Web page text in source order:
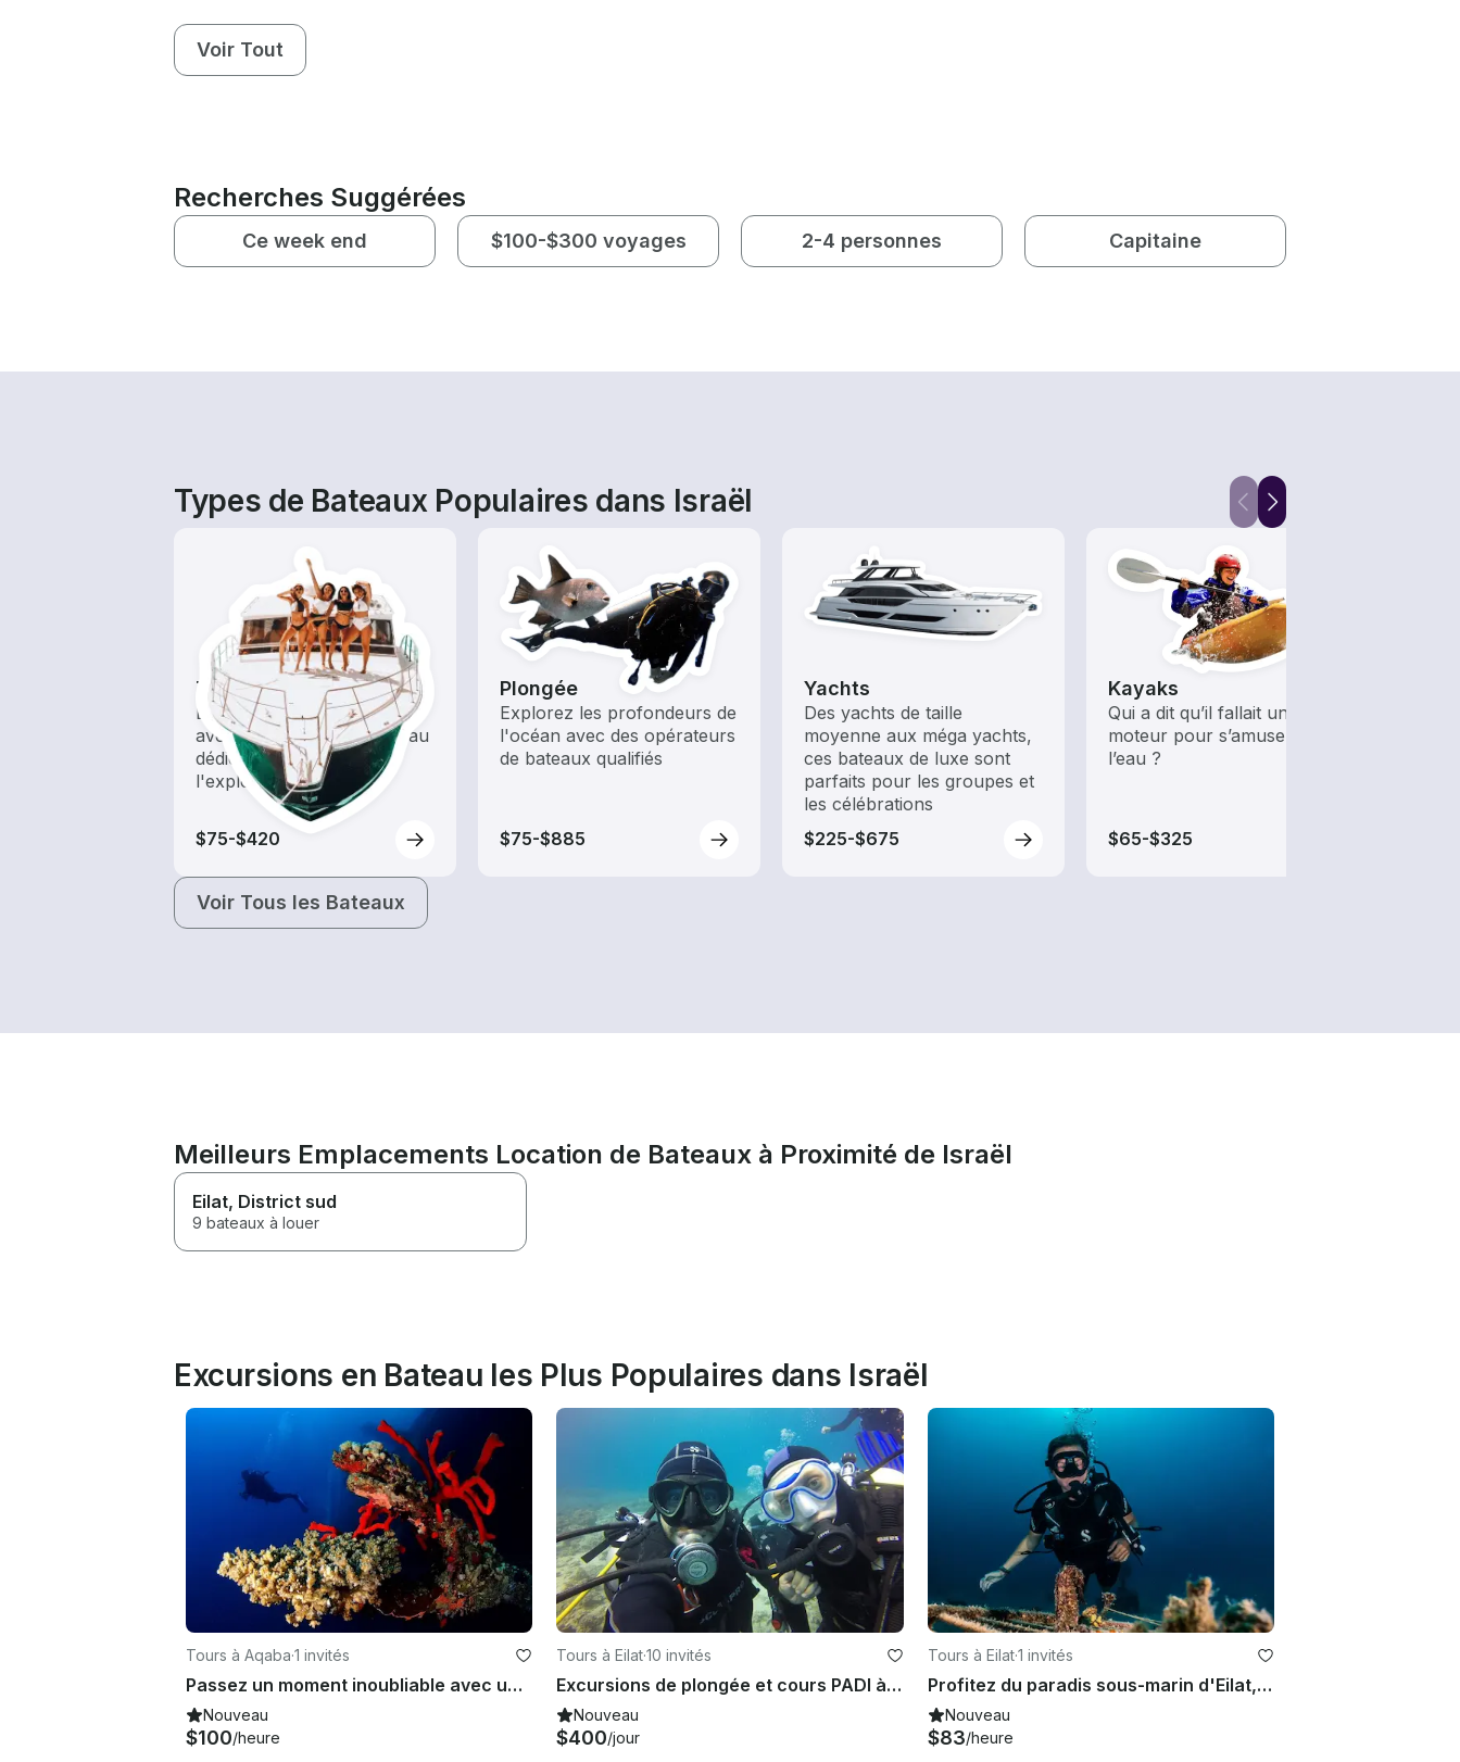
Voir Tout
Recherches Suggérées
Ce week end $100-$300 voyages 2-4 personnes Capitaine
Types de Bateaux Populaires dans Israël
Tours
Explorez les eaux locales
avec une location de bateau
dédiée au tourisme et à
l'exploration
$75-$420
Plongée
Explorez les profondeurs de
l'océan avec des opérateurs
de bateaux qualifiés
$75-$885
Yachts
Des yachts de taille
moyenne aux méga yachts,
ces bateaux de luxe sont
parfaits pour les groupes et
les célébrations
$225-$675
Kayaks
Qui a dit qu’il fallait un
moteur pour s’amuser sur
l’eau ?
$65-$325
Voir Tous les Bateaux
Meilleurs Emplacements Location de Bateaux à Proximité de Israël
Eilat, District sud
9 bateaux à louer
Excursions en Bateau les Plus Populaires dans Israël
Tours à Aqaba·1 invités
Passez un moment inoubliable avec un cours de plongée sous-marine et une visite guidée dans le gouvernorat d'Aqaba, en Jordanie.
Nouveau
$100/heure
Tours à Eilat·10 invités
Excursions de plongée et cours PADI à Eilat
Nouveau
$400/jour
Tours à Eilat·1 invités
Profitez du paradis sous-marin d'Eilat, en Israël
Nouveau
$83/heure